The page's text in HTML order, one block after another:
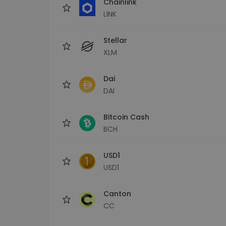
LINK
Stellar
XLM
Dai
DAI
Bitcoin Cash
BCH
USD1
USD1
Canton
CC